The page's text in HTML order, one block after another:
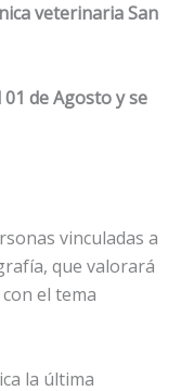
veterinaria San
01 de Agosto y se
vinculadas a
que valorará
el tema
la última